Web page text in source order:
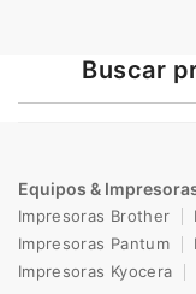
Buscar
Equipos &
Impresoras Brother
Impresoras Pantum
Impresoras Kyocera